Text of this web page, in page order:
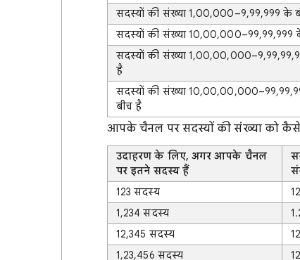
सदस्यों की संख्या 1,00,000–9,99,999 के
सदस्यों की संख्या 10,00,000–99,99,999
सदस्यों की संख्या
है
सदस्यों की संख्या
बीच है
आपके चैनल पर सदस्यों की संख्या को कैसे
उदाहरण के लिए, अगर आपके चैनल
पर इतने सदस्य हैं
123 सदस्य
1,234 सदस्य
12,345 सदस्य
1,23,456 सदस्य